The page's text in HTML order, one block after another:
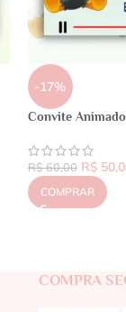
-17%
Convite
R$60,00 R$
COMPRAR
COMPRA